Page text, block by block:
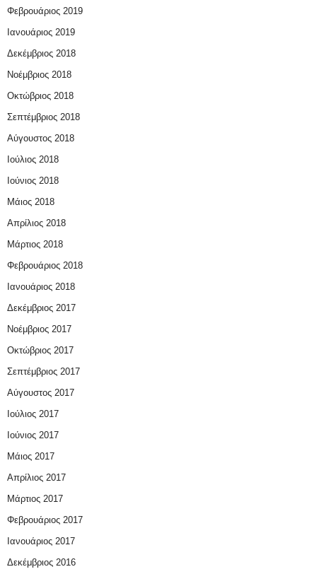
Φεβρουάριος 2019
Ιανουάριος 2019
Δεκέμβριος 2018
Νοέμβριος 2018
Οκτώβριος 2018
Σεπτέμβριος 2018
Αύγουστος 2018
Ιούλιος 2018
Ιούνιος 2018
Μάιος 2018
Απρίλιος 2018
Μάρτιος 2018
Φεβρουάριος 2018
Ιανουάριος 2018
Δεκέμβριος 2017
Νοέμβριος 2017
Οκτώβριος 2017
Σεπτέμβριος 2017
Αύγουστος 2017
Ιούλιος 2017
Ιούνιος 2017
Μάιος 2017
Απρίλιος 2017
Μάρτιος 2017
Φεβρουάριος 2017
Ιανουάριος 2017
Δεκέμβριος 2016